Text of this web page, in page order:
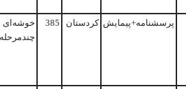
پرسشنامه+پیمایش کردستان 385
خوشه‌ای